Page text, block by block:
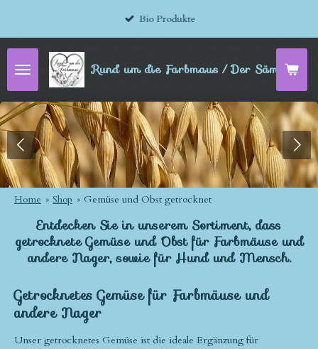
springen
Rund um die Farbmaus / Der
Bio Produkte
Home » Shop » Gemüse und Obst getrocknet
Entdecken Sie in unserem Sortiment, dass
getrocknete Gemüse und Obst für Farbmäuse und
andere Nager, sowie für Hund und Mensch.
Getrocknetes Gemüse für Farbmäuse und
andere Nager
Unser getrocknetes Gemüse ist die ideale Ergänzung für